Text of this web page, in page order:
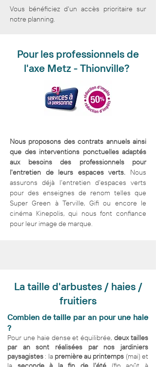
Vous bénéficiez d'un accès prioritaire sur
notre planning.
Pour les professionnels de
l'axe Metz - Thionville?
Nous proposons des contrats annuels ainsi
que des interventions ponctuelles adaptés
aux besoins des professionnels pour
l'entretien de leurs espaces verts. Nous
assurons déjà l’entretien d’espaces verts
pour des enseignes de renom telles que
Super Green à Terville, Gifi ou encore le
cinéma Kinepolis, qui nous font confiance
pour leur image de marque.
La taille d'arbustes / haies /
fruitiers
Combien de taille par an pour une haie
?
Pour une haie dense et équilibrée,deux tailles
par an sont réalisées par nos jardiniers
paysagistes : la première au printemps (mai) et